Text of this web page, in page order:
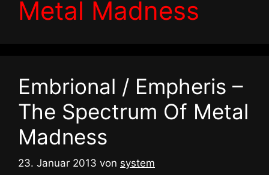
Metal Madness
Embrional / Empheris –
The Spectrum Of Metal
Madness
23. Januar 2013 von system